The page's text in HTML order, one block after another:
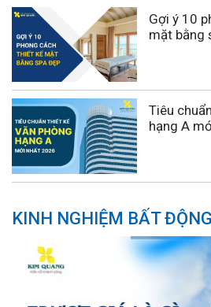
Gợi ý 10
mặt bằng
Tiêu
hạng A
KINH NGHIỆM BẤT